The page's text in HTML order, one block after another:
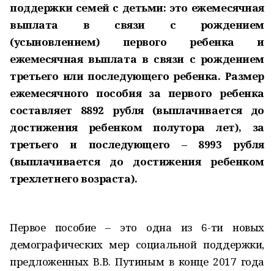
поддержки семей с детьми: это ежемесячная
выплата в связи с рождением
(усыновлением) первого ребенка и
ежемесячная выплата в связи с рождением
третьего или последующего ребенка. Размер
ежемесячного пособия за первого ребенка
составляет 8892 рубля (выплачивается до
достижения ребенком полутора лет), за
третьего и последующего – 8993 рубля
(выплачивается до достижения ребенком
трехлетнего возраста).
Первое пособие – это одна из 6-ти новых
демографических мер социальной поддержки,
предложенных В.В. Путиным в конце 2017 года